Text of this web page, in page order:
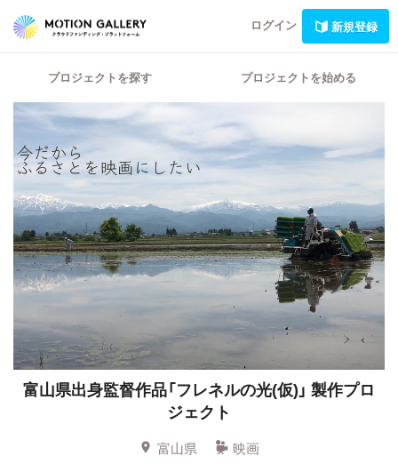
ログイン 新規登録
プロジェクトを探す プロジェクトを始める
富山県出身監督作品「フレネルの光(仮)」 製作プロ
ジェクト
富山県
映画